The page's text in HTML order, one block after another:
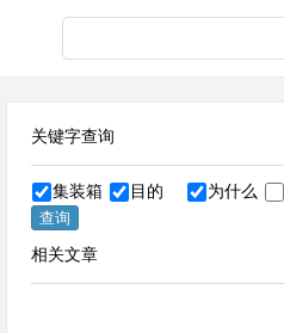
关键字查询
集装箱 目的 为什么
相关文章